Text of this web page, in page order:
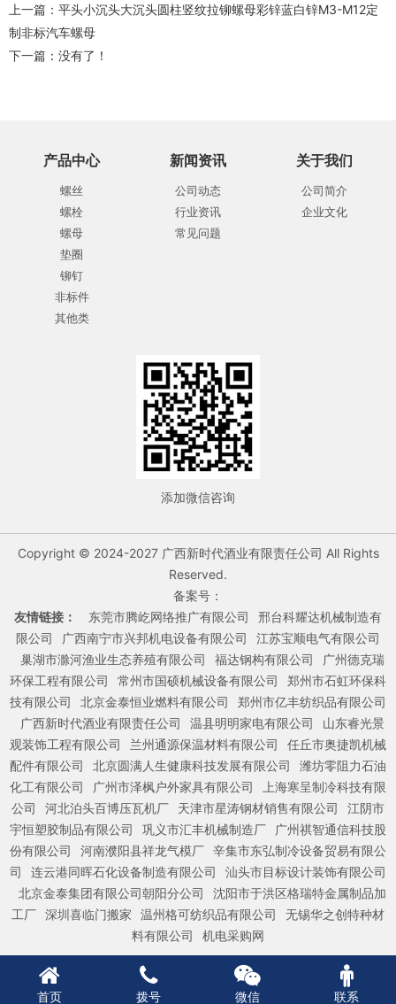
上一篇： 平头小沉头大沉头圆柱竖纹拉铆螺母彩锌蓝白锌M3-M12定
制非标汽车螺母
下一篇：没有了！
产品中心
螺丝
螺栓
螺母
垫圈
铆钉
非标件
其他类
新闻资讯
公司动态
行业资讯
常见问题
关于我们
公司简介
企业文化
添加微信咨询
Copyright © 2024-2027 广西新时代酒业有限责任公司 All Rights
Reserved.
备案号：
友情链接：
东莞市腾屹网络推广有限公司
邢台科耀达机械制造有
限公司
广西南宁市兴邦机电设备有限公司
江苏宝顺电气有限公司
巢湖市滁河渔业生态养殖有限公司
福达钢构有限公司
广州德克瑞
环保工程有限公司
常州市国硕机械设备有限公司
郑州市石虹环保科
技有限公司
北京金泰恒业燃料有限公司
郑州市亿丰纺织品有限公司
广西新时代酒业有限责任公司
温县明明家电有限公司
山东睿光景
观装饰工程有限公司
兰州通源保温材料有限公司
任丘市奥捷凯机械
配件有限公司
北京圆满人生健康科技发展有限公司
潍坊零阻力石油
化工有限公司
广州市泽枫户外家具有限公司
上海寒呈制冷科技有限
公司
河北泊头百博压瓦机厂 天津市星涛钢材销售有限公司
江阴市
宇恒塑胶制品有限公司
巩义市汇丰机械制造厂
广州祺智通信科技股
份有限公司
河南濮阳县祥龙气模厂 辛集市东弘制冷设备贸易有限公
司
连云港同晖石化设备制造有限公司
汕头市目标设计装饰有限公司
北京金泰集团有限公司朝阳分公司
沈阳市于洪区格瑞特金属制品加
工厂 深圳喜临门搬家 温州格可纺织品有限公司
无锡华之创特种材
料有限公司
机电采购网
首页 拨号 微信 联系